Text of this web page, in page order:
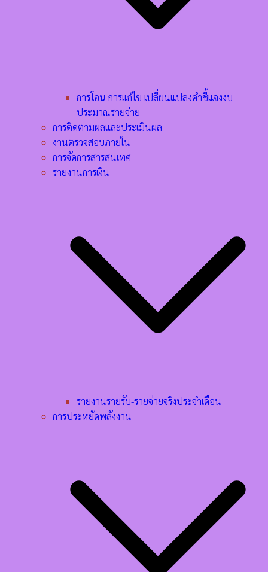
การโอน การแก้ไข เปลี่ยนแปลงคำชี้แจงงบ
ประมาณรายจ่าย
การติดตามผลและประเมินผล
งานตรวจสอบภายใน
การจัดการสารสนเทศ
รายงานการเงิน
รายงานรายรับ-รายจ่ายจริงประจำเดือน
การประหยัดพลังงาน